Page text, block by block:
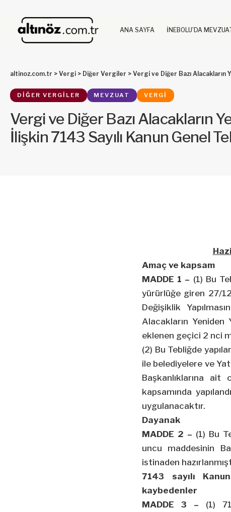
ANA SAYFA İNEBOLU’DA
altinoz.com.tr > Vergi > Diğer Vergiler > Vergi ve Diğer Bazı Alacakların Yeniden
DIĞER VERGILER MEVZUAT VERGI
Vergi ve Diğer Bazı Alacakların
İlişkin 7143 Sayılı Kanun Genel
Amaç ve kapsam
MADDE 1 – (1) Bu
yürürlüğe giren 27/
Değişiklik
Alacakların Yeniden
eklenen geçici 2 nci
(2) Bu Tebliğde
ile belediyelere ve
Başkanlıklarına ait
kapsamında
uygulanacaktır.
Dayanak
MADDE 2 – (1) Bu
uncu maddesinin
istinaden
7143 sayılı
kaybedenler
MADDE 3 – (1)